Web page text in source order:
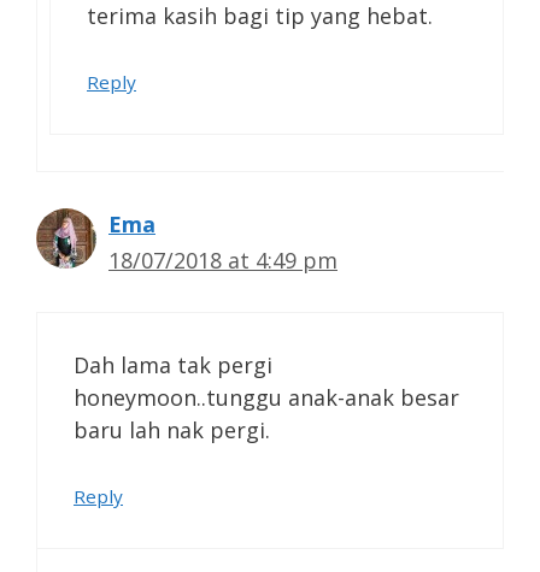
terima kasih bagi tip yang hebat.
Reply
Ema
18/07/2018 at 4:49 pm
Dah lama tak pergi
honeymoon..tunggu anak-anak besar
baru lah nak pergi.
Reply